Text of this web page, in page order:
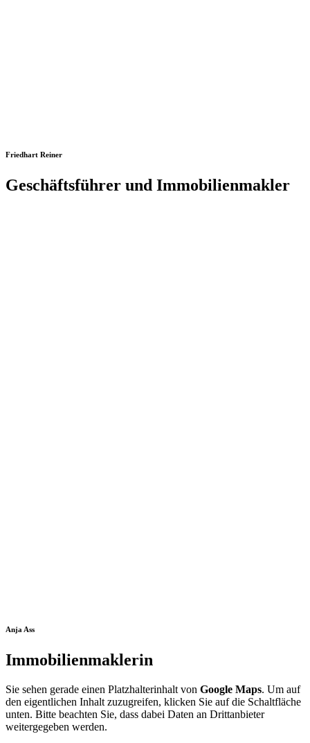
Friedhart Reiner
Geschäftsführer und Immobilienmakler
Anja Ass
Immobilienmaklerin
Sie sehen gerade einen Platzhalterinhalt von Google Maps. Um auf
den eigentlichen Inhalt zuzugreifen, klicken Sie auf die Schaltfläche
unten. Bitte beachten Sie, dass dabei Daten an Drittanbieter
weitergegeben werden.